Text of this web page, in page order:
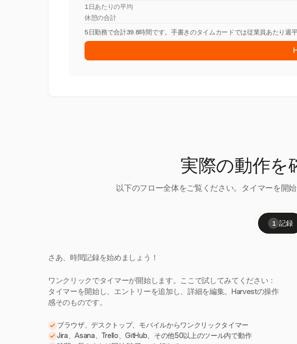
1日あたりの平均
休憩の合計
5日勤務で合計39.8時間です。手書きのタイムカードでは従業員あたり週
実際の動作を
以下のフロー全体をご覧ください。タイマーを開
1 記録
さあ、時間記録を始めましょう！
ワンクリックでタイマーが開始します。ここで試してみてください：
タイマーを開始し、エントリーを追加し、詳細を編集。Harvestの操作
感そのものです。
ブラウザ、デスクトップ、モバイルからワンクリックタイマー
Jira、Asana、Trello、GitHub、その他50以上のツール内で動作